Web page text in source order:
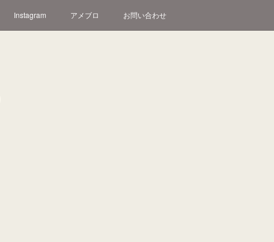
Instagram アメブロ お問い合わせ